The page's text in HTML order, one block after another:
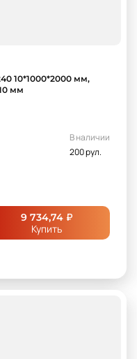
10*1000*2000 мм,
мм
В наличии
200 рул.
9 734,74 ₽
Купить